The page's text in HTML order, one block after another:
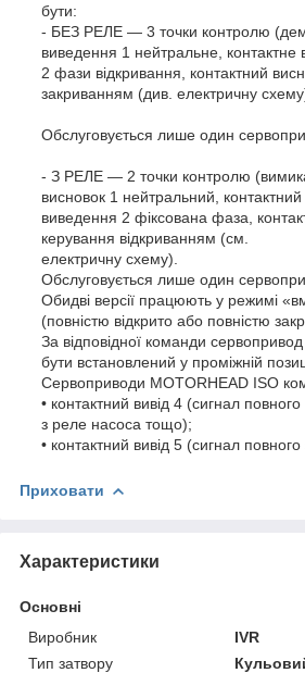
бути:
- БЕЗ РЕЛЕ — 3 точки контролю
виведення 1 нейтральне, контактне
2 фази відкривання, контактний
закриванням (див. електричну
Обслуговується лише один
- З РЕЛЕ — 2 точки контролю
висновок 1 нейтральний, контактний
виведення 2 фіксована фаза,
керування відкриванням (см.
електричну схему).
Обслуговується лише один
Обидві версії працюють у режимі
(повністю відкрито або повністю
За відповідної команди
бути встановлений у проміжній
Сервоприводи MOTORHEAD ISO
• контактний вивід 4 (сигнал
з реле насоса тощо);
• контактний вивід 5 (сигнал повного
Приховати
Характеристики
Основні
Виробник
IVR
Тип затвору